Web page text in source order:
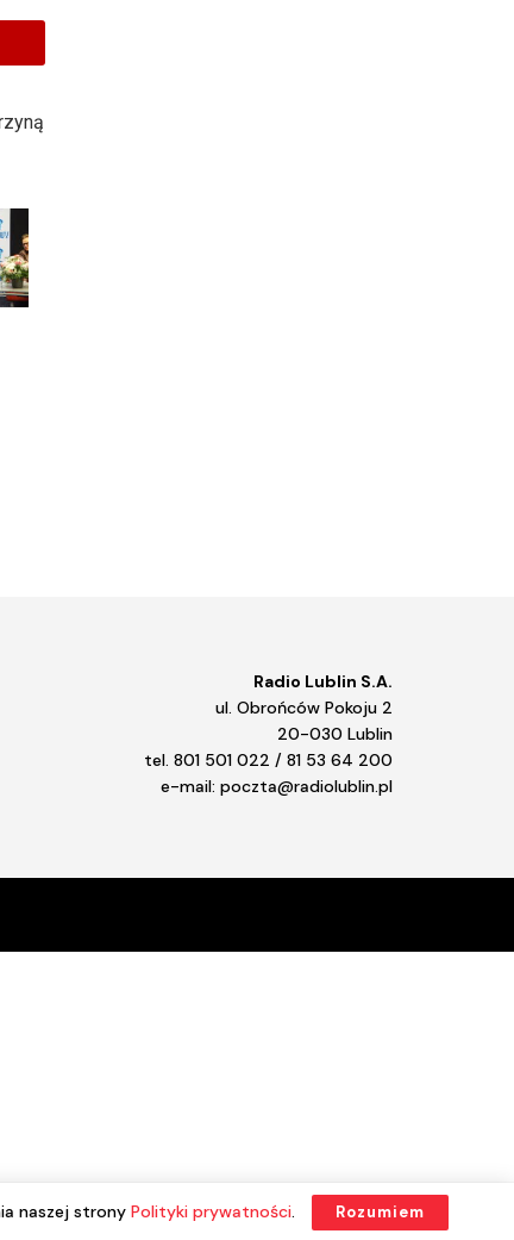
Radio Lublin S.A.
ul. Obrońców Pokoju 2
20-030 Lublin
tel. 801 501 022 / 81 53 64 200
e-mail: poczta@radiolublin.pl
naszej strony Polityki prywatności. Rozumiem